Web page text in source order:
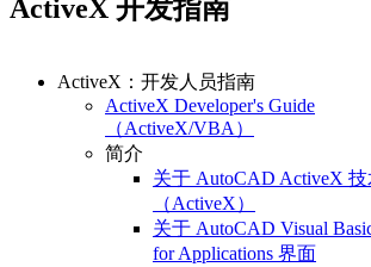
ActiveX 开发指南
ActiveX：开发人员指南
ActiveX Developer's Guide
（ActiveX/VBA）
简介
关于 AutoCAD ActiveX
（ActiveX）
关于 AutoCAD Visual
for Applications 界面